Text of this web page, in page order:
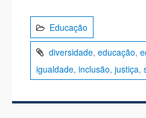
Educação
diversidade,educação,
igualdade,inclusão,justiça,